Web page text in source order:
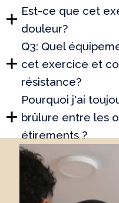
Est-ce que cet
douleur?
Q3: Quel
cet exercice et
résistance?
Pourquoi j'ai
brûlure entre les
étirements ?